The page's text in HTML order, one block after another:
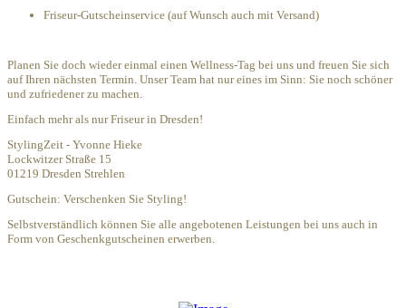
Friseur-Gutscheinservice (auf Wunsch auch mit Versand)
Planen Sie doch wieder einmal einen Wellness-Tag bei uns und freuen Sie sich
auf Ihren nächsten Termin. Unser Team hat nur eines im Sinn: Sie noch schöner
und zufriedener zu machen.
Einfach mehr als nur Friseur in Dresden!
StylingZeit - Yvonne Hieke
Lockwitzer Straße 15
01219 Dresden Strehlen
Gutschein: Verschenken Sie Styling!
Selbstverständlich können Sie alle angebotenen Leistungen bei uns auch in
Form von Geschenkgutscheinen erwerben.